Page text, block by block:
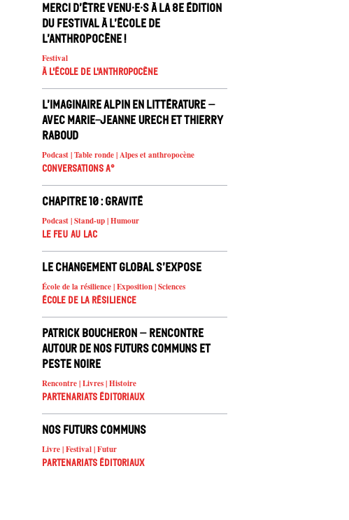
Merci d’être venu·e·s à la 8e édition
du festival À l’école de
l’Anthropocène !
Festival
À l'école de l'Anthropocène
L’imaginaire alpin en littérature –
avec Marie-Jeanne Urech et Thierry
Raboud
Podcast | Table ronde | Alpes et anthropocène
Conversations A°
Chapitre 10 : Gravité
Podcast | Stand-up | Humour
Le feu au lac
Le changement global s’expose
École de la résilience | Exposition | Sciences
École de la résilience
Patrick Boucheron – rencontre
autour de Nos futurs communs et
Peste noire
Rencontre | Livres | Histoire
Partenariats éditoriaux
Nos futurs communs
Livre | Festival | Futur
Partenariats éditoriaux